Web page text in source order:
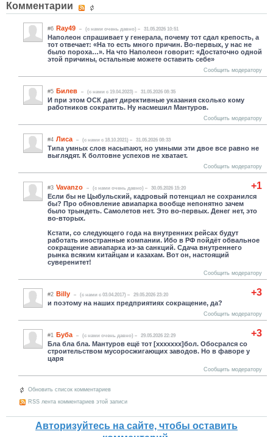
Комментарии
#6 Ray49 (c нами очень давно) 31.05.2026 10:51
Наполеон спрашивает у генерала, почему тот сдал крепость, а
тот отвечает: «На то есть много причин. Во-первых, у нас не
было пороха…». На что Наполеон говорит: «Достаточно одной
этой причины, остальные можете оставить себе»
Сообщить модератору
#5 Билев (c нами с 19.04.2023) 31.05.2026 08:35
И при этом ОСК дает директивные указания сколько кому
работников сократить. Ну насмешил Мантуров.
Сообщить модератору
#4 Лиса (c нами с 18.10.2021) 31.05.2026 08:33
Типа умных слов насыпают, но умными эти двое все равно не
выглядят. К болтовне успехов не хватает.
Сообщить модератору
+1
#3 Vavanzo (c нами очень давно) 30.05.2026 15:20
Если бы не Цыбульский, кадровый потенциал не сохранился
бы? Про обновление авиапарка вообще непонятно зачем
было трындеть. Самолетов нет. Это во-первых. Денег нет, это
во-вторых.
Кстати, со следующего года на внутренних рейсах будут
работать иностранные компании. Ибо в РФ пойдёт обвальное
сокращение авиапарка из-за санкций. Сдача внутреннего
рынка всяким китайцам и казахам. Вот он, настоящий
суверенитет!
Сообщить модератору
+3
#2 Billy (c нами с 03.04.2017) 29.05.2026 23:20
и поэтому на наших предприятиях сокращение, да?
Сообщить модератору
+3
#1 Буба (c нами очень давно) 29.05.2026 22:29
Бла бла бла. Мантуров ещё тот [xxxxxxx]бол. Обосрался со
строительством мусоросжигающих заводов. Но в фаворе у
царя
Сообщить модератору
Обновить список комментариев
RSS лента комментариев этой записи
Авторизуйтесь на сайте, чтобы оставить